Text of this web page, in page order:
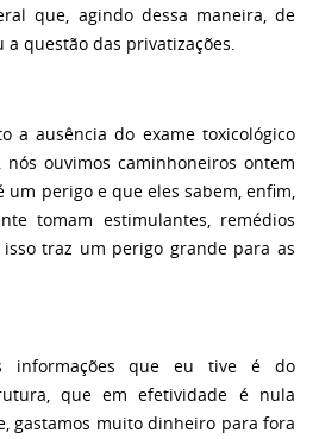
que, agindo dessa maneira, de
questão das privatizações.
a ausência do exame toxicológico
nós ouvimos caminhoneiros ontem
perigo e que eles sabem, enfim,
tomam estimulantes, remédios
traz um perigo grande para as
que eu tive é do
que em efetividade é nula
gastamos muito dinheiro para fora